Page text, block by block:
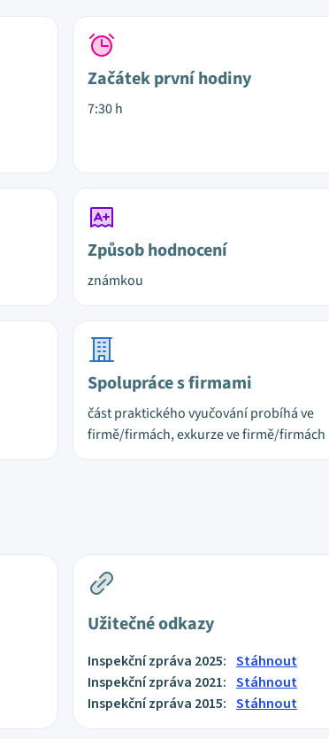
Začátek první hodiny
7:30 h
Způsob hodnocení
známkou
Spolupráce s firmami
část praktického vyučování probíhá ve
firmě/firmách, exkurze ve firmě/firmách
Užitečné odkazy
Inspekční zpráva 2025: Stáhnout
Inspekční zpráva 2021: Stáhnout
Inspekční zpráva 2015: Stáhnout